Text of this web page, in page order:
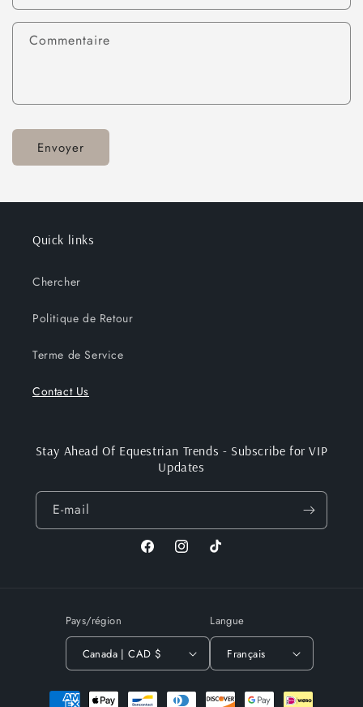
Commentaire
Envoyer
Quick links
Chercher
Politique de Retour
Terme de Service
Contact Us
Stay Ahead Of Equestrian Trends - Subscribe for VIP
Updates
E-mail
FacebookInstagramTikTok
Pays/région
Canada | CAD $
Langue
Français
Moyens